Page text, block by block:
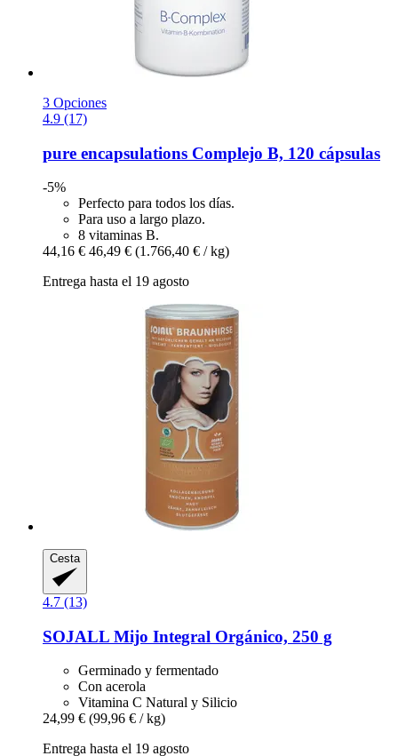
3 Opciones
4.9 (17)
pure encapsulations Complejo B, 120 cápsulas
-5%
Perfecto para todos los días.
Para uso a largo plazo.
8 vitaminas B.
44,16 € 46,49 € (1.766,40 € / kg)
Entrega hasta el 19 agosto
Cesta
4.7 (13)
SOJALL Mijo Integral Orgánico, 250 g
Germinado y fermentado
Con acerola
Vitamina C Natural y Silicio
24,99 € (99,96 € / kg)
Entrega hasta el 19 agosto